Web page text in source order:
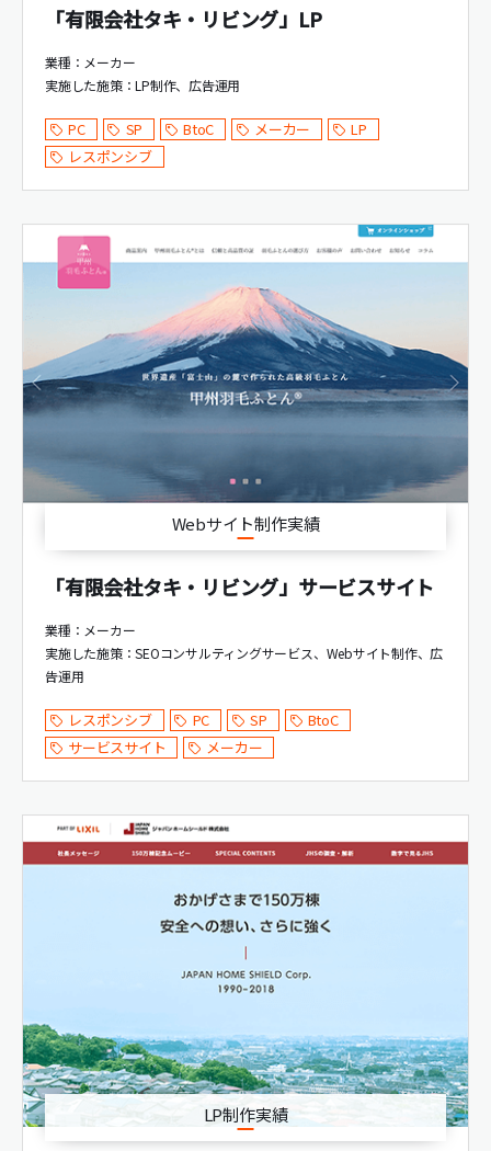
「有限会社タキ・リビング」LP
業種：メーカー
実施した施策：LP制作 広告運用
PC SP BtoC メーカー
LP
レスポンシブ
Webサイト制作実績
「有限会社タキ・リビング」サービスサイト
業種：メーカー
実施した施策：SEOコンサルティングサービス Webサイト制作
広
告運用
レスポンシブ PC SP
BtoC
サービスサイト
メーカー
LP制作実績